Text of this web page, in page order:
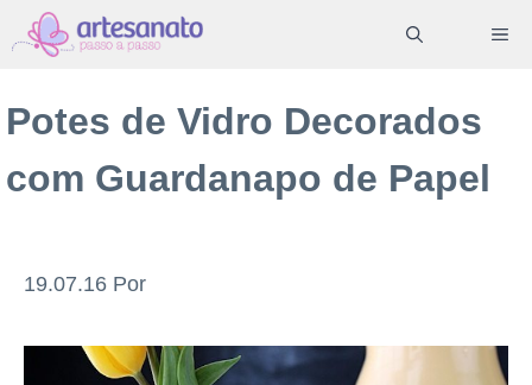
Pular
para
conteúdo
Potes de Vidro Decorados
com Guardanapo de Papel
19.07.16 Por